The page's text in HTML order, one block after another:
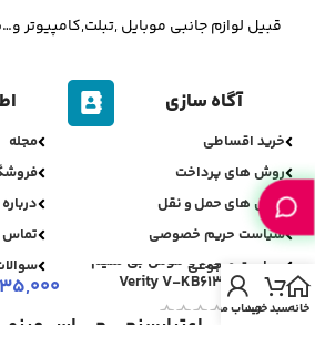
قبیل لوازم جانبی موبایل ,تبلت,کامپیوتر
آگاه سازی
خرید اقساطی
روش های پرداخت
روش های حمل و نقل
سیاست حریم خصوصی
سیاست مرجوعی
مجله
تماس
اعتبارسنجی جی اس مینو
خانهسبد خریدحساب من
کیبورد و موس بی سیم
Verity V-KB6139W